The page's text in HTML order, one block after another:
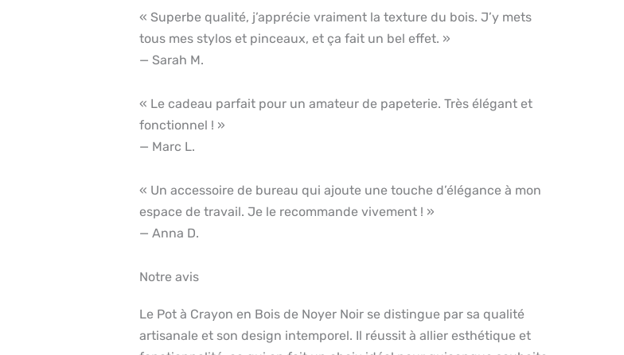
« Superbe qualité, j’apprécie vraiment la texture du bois. J’y mets
tous mes stylos et pinceaux, et ça fait un bel effet. »
— Sarah M.
« Le cadeau parfait pour un amateur de papeterie. Très élégant et
fonctionnel ! »
— Marc L.
« Un accessoire de bureau qui ajoute une touche d’élégance à mon
espace de travail. Je le recommande vivement ! »
— Anna D.
Notre avis
Le Pot à Crayon en Bois de Noyer Noir se distingue par sa qualité
artisanale et son design intemporel. Il réussit à allier esthétique et